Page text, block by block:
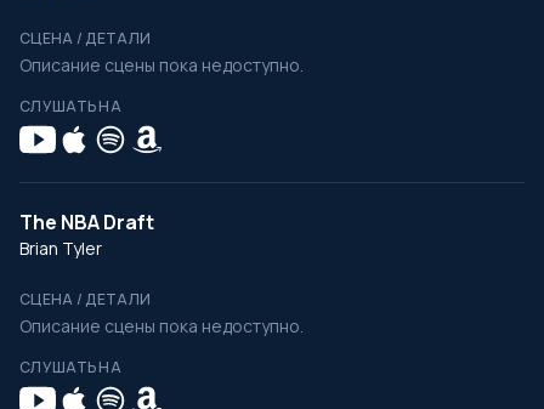
СЦЕНА / ДЕТАЛИ
Описание сцены пока недоступно.
СЛУШАТЬ НА
The NBA Draft
Brian Tyler
СЦЕНА / ДЕТАЛИ
Описание сцены пока недоступно.
СЛУШАТЬ НА